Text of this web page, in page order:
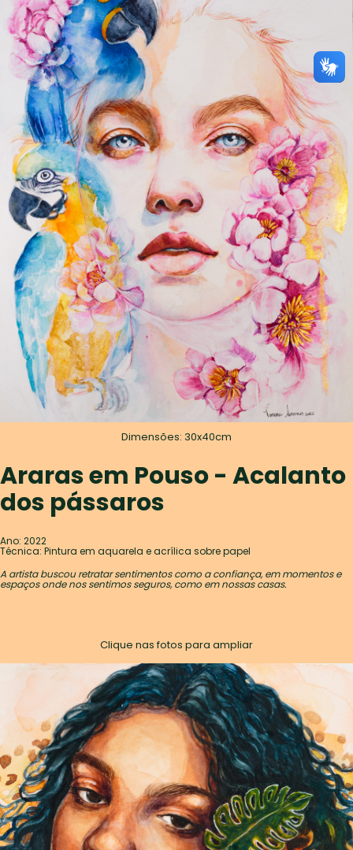
Dimensões: 30x40cm
Araras em Pouso - Acalanto
dos pássaros
Ano: 2022
Técnica: Pintura em aquarela e acrílica sobre papel
A artista buscou retratar sentimentos como a confiança, em momentos e
espaços onde nos sentimos seguros, como em nossas casas.
Clique nas fotos para ampliar